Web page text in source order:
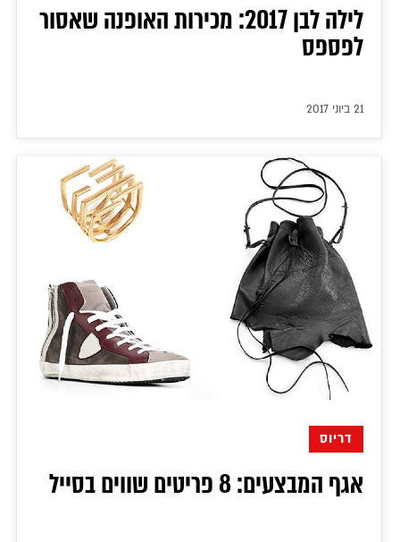
לילה לבן 2017: מכירות האופנה שאסור
לפספס
21 ביוני 2017
דריוס
אגף המבצעים: 8 פריטים שווים בסייל